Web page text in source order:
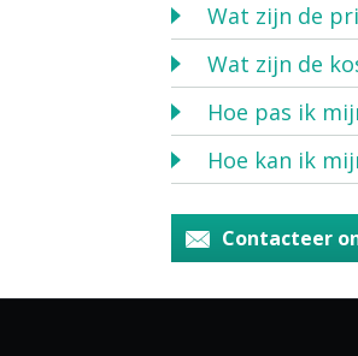
Wat zijn de
Wat zijn de
Hoe pas ik
Hoe kan ik
Contacteer